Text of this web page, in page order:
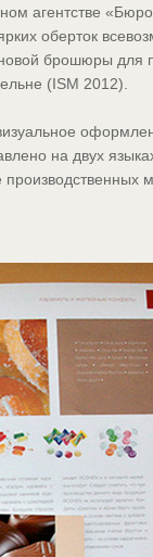
агентстве
оберток
брошюры для
(ISM 2012).
на двух